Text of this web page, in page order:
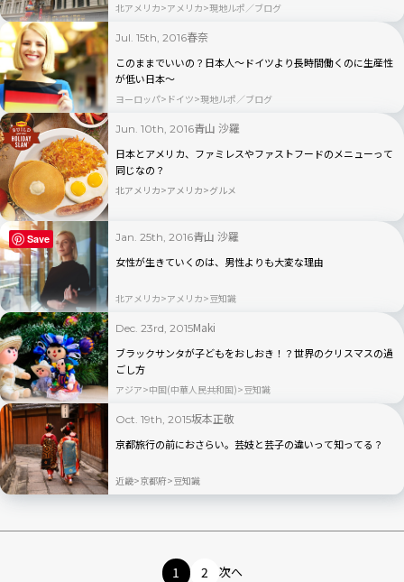
北アメリカ アメリカ 現地ルポ／ブログ
Jul. 15th, 2016春奈
このままでいいの？日本人〜ドイツより長時間働くのに生産性
が低い日本〜
ヨーロッパ ドイツ 現地ルポ／ブログ
Jun. 10th, 2016青山 沙羅
日本とアメリカ、ファミレスやファストフードのメニューって
同じなの？
北アメリカ アメリカ グルメ
Jan. 25th, 2016青山 沙羅
女性が生きていくのは、男性よりも大変な理由
北アメリカ アメリカ 豆知識
Dec. 23rd, 2015Maki
ブラックサンタが子どもをおしおき！？世界のクリスマスの過
ごし方
アジア 中国(中華人民共和国) 豆知識
Oct. 19th, 2015坂本正敬
京都旅行の前におさらい。芸妓と芸子の違いって知ってる？
近畿 京都府 豆知識
1 2 次へ
Save